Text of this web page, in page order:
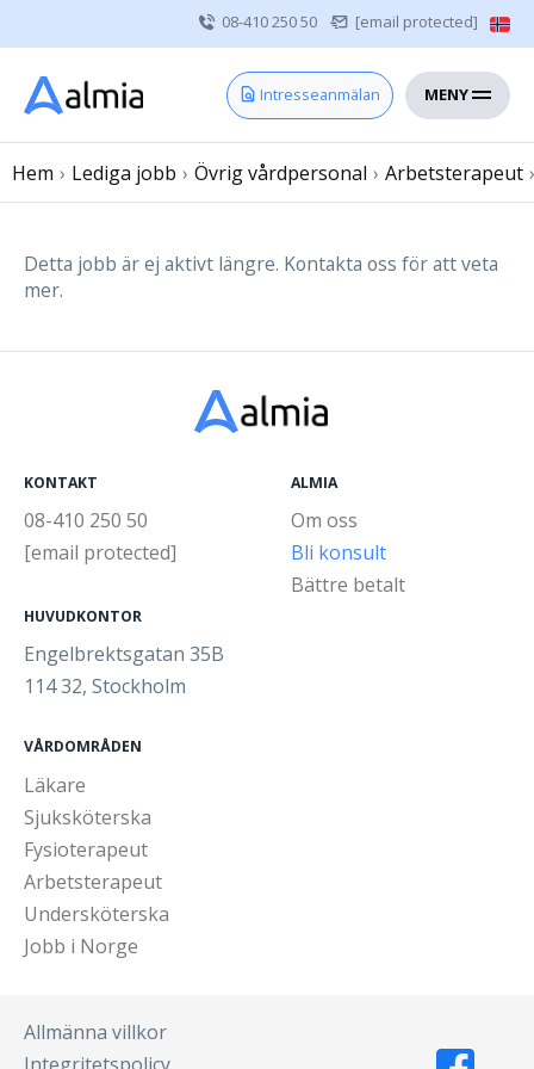
08-410 250 50 [email protected]
Intresseanmälan MENY
Hem
Vårdgivare
Om oss
Sjuksköterska
Läkare
Hem › Lediga jobb › Övrig vårdpersonal › Arbetsterapeut ›
Detta jobb är ej aktivt längre. Kontakta oss för att veta
mer.
KONTAKT
08-410 250 50
[email protected]
HUVUDKONTOR
Engelbrektsgatan 35B
114 32, Stockholm
ALMIA
Om oss
Bli konsult
Bättre betalt
VÅRDOMRÅDEN
Läkare
Sjuksköterska
Fysioterapeut
Arbetsterapeut
Undersköterska
Jobb i Norge
Allmänna villkor
Integritetspolicy